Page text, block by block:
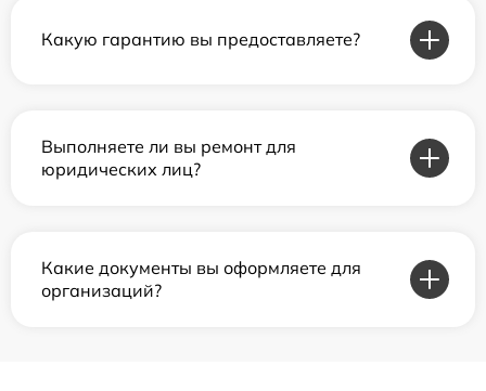
Какую гарантию вы предоставляете?
Выполняете ли вы ремонт для
юридических лиц?
Какие документы вы оформляете для
организаций?